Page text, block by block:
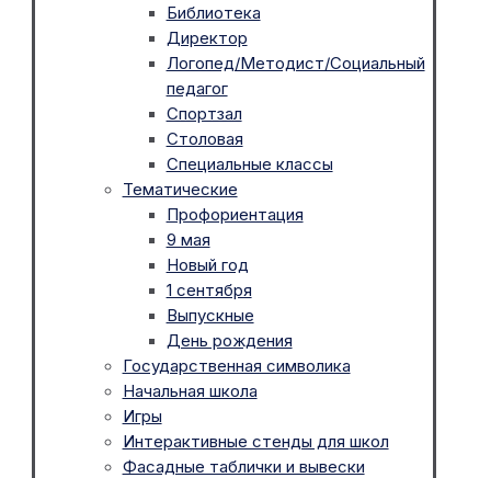
Библиотека
Директор
Логопед/Методист/Социальный
педагог
Спортзал
Столовая
Специальные классы
Тематические
Профориентация
9 мая
Новый год
1 сентября
Выпускные
День рождения
Государственная символика
Начальная школа
Игры
Интерактивные стенды для школ
Фасадные таблички и вывески